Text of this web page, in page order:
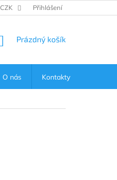
CZK Přihlášení
NÁKUPNÍ
Prázdný košík
O nás Kontakty